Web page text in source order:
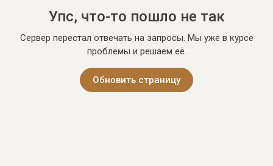
Упс, что-то пошло не так
Сервер перестал отвечать на запросы. Мы уже в курсе
проблемы и решаем её.
Обновить страницу